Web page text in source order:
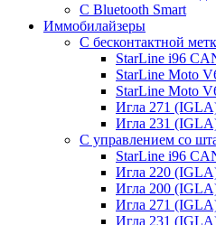
С Bluetooth Smart
Иммобилайзеры
С бесконтактной
StarLine i96
StarLine Moto
StarLine Moto
Игла 271
Игла 231
С управлением со
StarLine i96
Игла 220
Игла 200
Игла 271
Игла 231